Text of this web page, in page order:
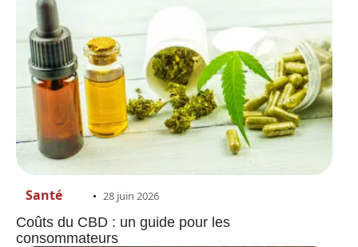
Santé 28 juin 2026
Coûts du CBD : un guide pour les
consommateurs